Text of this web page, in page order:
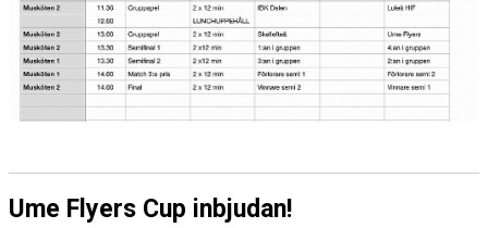
Ume Flyers Cup inbjudan!